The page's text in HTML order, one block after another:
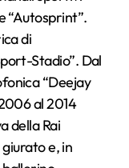
“Autosprint”.
di
Stadio”. Dal
“Deejay
al 2014
della Rai
giurato e, in